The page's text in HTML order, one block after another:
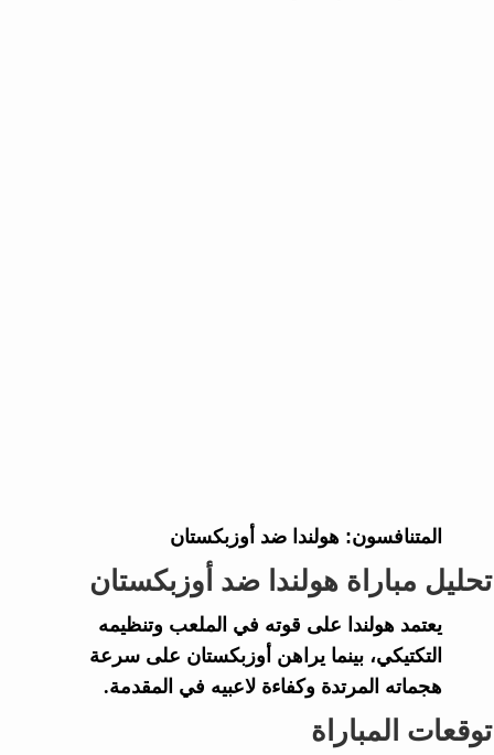
المتنافسون: هولندا ضد أوزبكستان
تحليل مباراة هولندا ضد أوزبكستان
يعتمد هولندا على قوته في الملعب وتنظيمه
التكتيكي، بينما يراهن أوزبكستان على سرعة
هجماته المرتدة وكفاءة لاعبيه في المقدمة.
توقعات المباراة